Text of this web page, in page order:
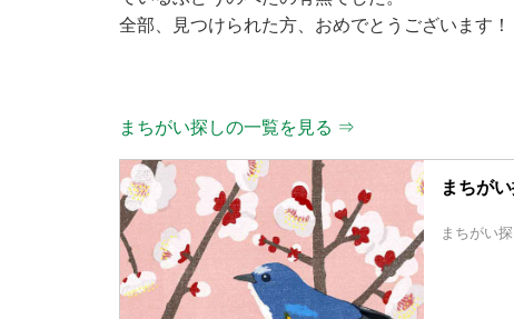
全部、見つけられた方、おめでとうございます！
まちがい探しの一覧を見る ⇒
まちが
まちがい